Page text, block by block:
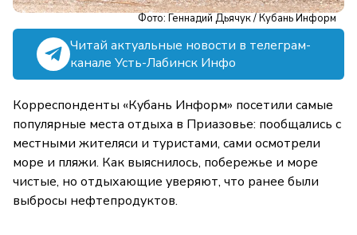
Фото: Геннадий Дьячук / Кубань Информ
Читай актуальные новости в телеграм-
канале Усть-Лабинск Инфо
Корреспонденты «Кубань Информ» посетили самые
популярные места отдыха в Приазовье: пообщались с
местными жителяси и туристами, сами осмотрели
море и пляжи. Как выяснилось, побережье и море
чистые, но отдыхающие уверяют, что ранее были
выбросы нефтепродуктов.